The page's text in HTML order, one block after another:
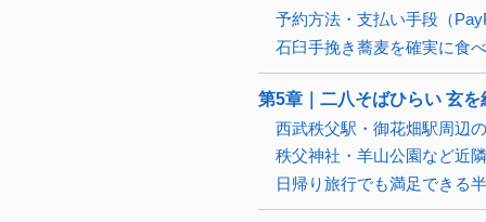
予約方法・支払い手段（
石臼手挽き蕎麦を確実に食
第5章｜二八そばひらい 玄
西武秩父駅・御花畑駅周辺
秩父神社・羊山公園など近
日帰り旅行でも満足できる